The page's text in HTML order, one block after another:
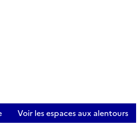
Voir les espaces aux alentours